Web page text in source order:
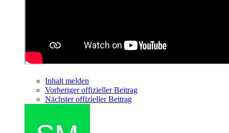
Inhalt melden
Vorheriger offizieller Beitrag
Nächster offizieller Beitrag